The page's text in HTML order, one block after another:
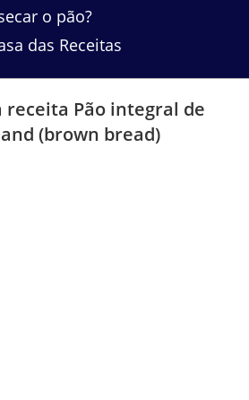
o pão?
das Receitas
receita Pão integral de
(brown bread)